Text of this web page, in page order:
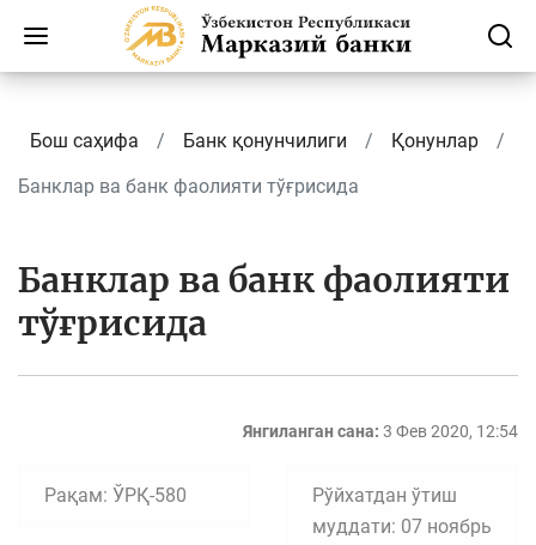
Бош саҳифа Банк қонунчилиги
Қонунлар
Банклар ва банк фаолияти тўғрисида
Банклар ва банк фаолияти
тўғрисида
Янгиланган сана: 3 Фев 2020, 12:54
Рақам: ЎРҚ-580
Рўйхатдан ўтиш
муддати: 07 ноябрь